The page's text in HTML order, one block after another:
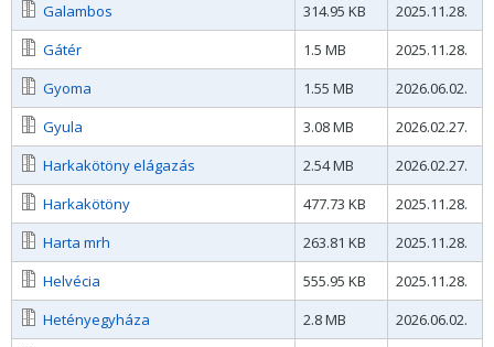
Galambos
314.95 KB
2025.11.28.
Gátér
1.5 MB
2025.11.28.
Gyoma
1.55 MB
2026.06.02.
Gyula
3.08 MB
2026.02.27.
Harkakötöny elágazás
2.54 MB
2026.02.27.
Harkakötöny
477.73 KB
2025.11.28.
Harta mrh
263.81 KB
2025.11.28.
Helvécia
555.95 KB
2025.11.28.
Hetényegyháza
2.8 MB
2026.06.02.